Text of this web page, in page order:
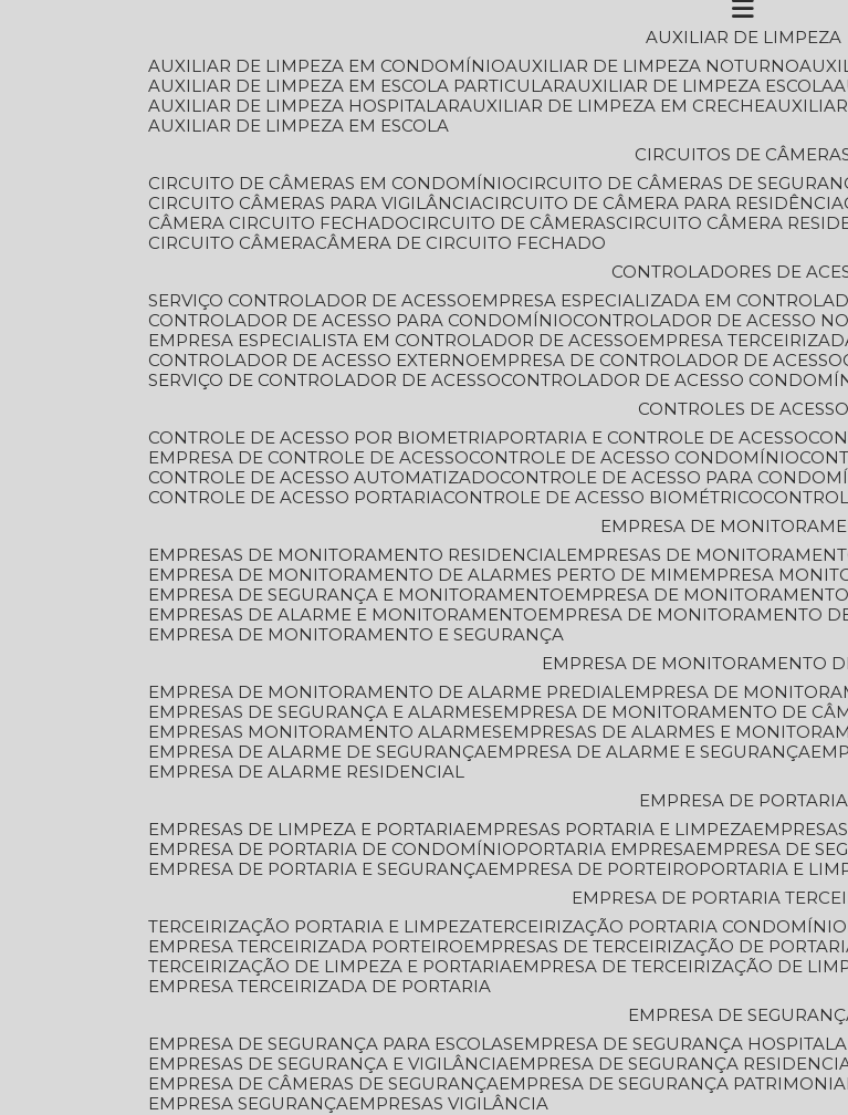
AUXILIAR DE LIMPEZA
AUXILIAR DE LIMPEZA EM CONDOMÍNIO
AUXILIAR DE LIMPEZA NOTURNO
AUXILIAR DE LIMPEZA EM ESCOLA PARTICULAR
AUXILIAR DE LIMPEZA ESCOLA
AUXILIAR DE LIMPEZA HOSPITALAR
AUXILIAR DE LIMPEZA EM CRECHE
AUXILIAR DE LIMPEZA EM ESCOLA
CIRCUITOS DE
CIRCUITO DE CÂMERAS EM CONDOMÍNIO
CIRCUITO DE CÂMERAS DE
CIRCUITO CÂMERAS PARA VIGILÂNCIA
CIRCUITO DE CÂMERA PARA RESIDÊNCIA
CÂMERA CIRCUITO FECHADO
CIRCUITO DE CÂMERAS CIRCUITO CÂMERA
CIRCUITO CÂMERA
CÂMERA DE CIRCUITO FECHADO
CONTROLADORES DE
SERVIÇO CONTROLADOR DE ACESSO
EMPRESA ESPECIALIZADA EM
CONTROLADOR DE ACESSO PARA CONDOMÍNIO
CONTROLADOR DE ACESSO
EMPRESA ESPECIALISTA EM CONTROLADOR DE ACESSO
EMPRESA
CONTROLADOR DE ACESSO EXTERNO
EMPRESA DE CONTROLADOR DE ACESSO
SERVIÇO DE CONTROLADOR DE ACESSO
CONTROLADOR DE ACESSO
CONTROLES DE ACESSO
CONTROLE DE ACESSO POR BIOMETRIA
PORTARIA E CONTROLE DE ACESSO
EMPRESA DE CONTROLE DE ACESSO
CONTROLE DE ACESSO CONDOMÍNIO
CONTROLE DE ACESSO AUTOMATIZADO
CONTROLE DE ACESSO PARA
CONTROLE DE ACESSO PORTARIA CONTROLE DE ACESSO BIOMÉTRICO
EMPRESA DE
EMPRESAS DE MONITORAMENTO RESIDENCIAL
EMPRESAS DE
EMPRESA DE MONITORAMENTO DE ALARMES PERTO DE MIM
EMPRESA
EMPRESA DE SEGURANÇA E MONITORAMENTO
EMPRESA DE
EMPRESAS DE ALARME E MONITORAMENTO
EMPRESA DE MONITORAMENTO
EMPRESA DE MONITORAMENTO E SEGURANÇA
EMPRESA DE MONITORAMENTO
EMPRESA DE MONITORAMENTO DE ALARME PREDIAL
EMPRESA DE
EMPRESAS DE SEGURANÇA E ALARMES
EMPRESA DE MONITORAMENTO DE
EMPRESAS MONITORAMENTO ALARMES
EMPRESAS DE ALARMES E
EMPRESA DE ALARME DE SEGURANÇA
EMPRESA DE ALARME E SEGURANÇA
EMPRESA DE ALARME RESIDENCIAL
EMPRESA DE PORTARIA
EMPRESAS DE LIMPEZA E PORTARIA
EMPRESAS PORTARIA E LIMPEZA
EMPRESA DE PORTARIA DE CONDOMÍNIO
PORTARIA EMPRESA
EMPRESA DE
EMPRESA DE PORTARIA E SEGURANÇA
EMPRESA DE PORTEIRO PORTARIA E
EMPRESA DE PORTARIA
TERCEIRIZAÇÃO PORTARIA E LIMPEZA TERCEIRIZAÇÃO PORTARIA CONDOMÍNIO
EMPRESA TERCEIRIZADA PORTEIRO
EMPRESAS DE TERCEIRIZAÇÃO DE
TERCEIRIZAÇÃO DE LIMPEZA E PORTARIA
EMPRESA DE TERCEIRIZAÇÃO DE
EMPRESA TERCEIRIZADA DE PORTARIA
EMPRESA DE
EMPRESA DE SEGURANÇA PARA ESCOLAS
EMPRESA DE SEGURANÇA
EMPRESAS DE SEGURANÇA E VIGILÂNCIA
EMPRESA DE SEGURANÇA
EMPRESA DE CÂMERAS DE SEGURANÇA
EMPRESA DE SEGURANÇA
EMPRESA SEGURANÇA
EMPRESAS VIGILÂNCIA